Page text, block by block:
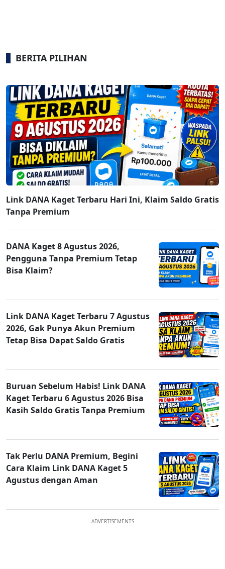
BERITA PILIHAN
Link DANA Kaget Terbaru Hari Ini, Klaim Saldo Gratis
Tanpa Premium
DANA Kaget 8 Agustus 2026,
Pengguna Tanpa Premium Tetap
Bisa Klaim?
Link DANA Kaget Terbaru 7 Agustus
2026, Gak Punya Akun Premium
Tetap Bisa Dapat Saldo Gratis
Buruan Sebelum Habis! Link DANA
Kaget Terbaru 6 Agustus 2026 Bisa
Kasih Saldo Gratis Tanpa Premium
Tak Perlu DANA Premium, Begini
Cara Klaim Link DANA Kaget 5
Agustus dengan Aman
ADVERTISEMENTS